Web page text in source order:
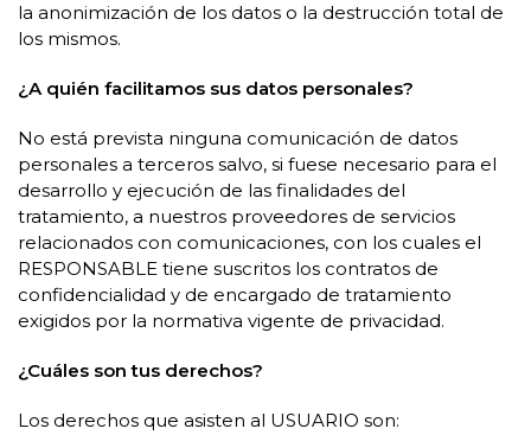
la anonimización de los datos o la destrucción total de
los mismos.
¿A quién facilitamos sus datos personales?
No está prevista ninguna comunicación de datos
personales a terceros salvo, si fuese necesario para el
desarrollo y ejecución de las finalidades del
tratamiento, a nuestros proveedores de servicios
relacionados con comunicaciones, con los cuales el
RESPONSABLE tiene suscritos los contratos de
confidencialidad y de encargado de tratamiento
exigidos por la normativa vigente de privacidad.
¿Cuáles son tus derechos?
Los derechos que asisten al USUARIO son: